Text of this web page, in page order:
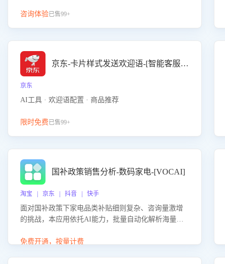
咨询体验已售99+
京东-卡片样式发送欢迎语-[智能客服机器人]
京东
AI工具 · 欢迎语配置 · 商品推荐
限时免费已售99+
国补政策销售分析-数码家电-[VOCAI]
淘宝 | 京东 | 抖音 | 快手
面对国补政策下家电品类补贴细则复杂、咨询量激增
的挑战，本应用依托AI能力，批量自动化解析海量客
政策的关注焦点与购买意向，深度洞察决策动因。同
免费开通，按量计费